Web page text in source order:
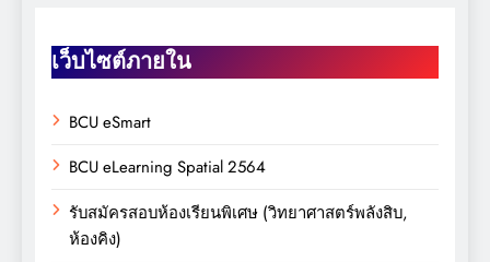
เว็บไซต์ภายใน
BCU eSmart
BCU eLearning Spatial 2564
รับสมัครสอบห้องเรียนพิเศษ (วิทยาศาสตร์พลังสิบ,
ห้องคิง)